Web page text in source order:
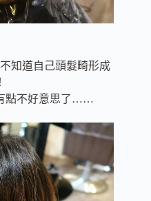
知道自己頭髮畸形成
點不好意思了……